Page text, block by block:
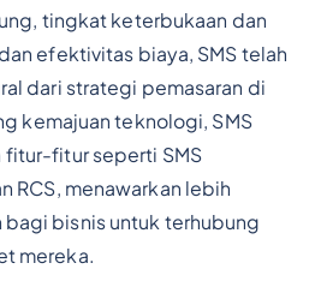
tingkat keterbukaan dan
efektivitas biaya, SMS telah
dari strategi pemasaran di
kemajuan teknologi, SMS
fitur seperti SMS
RCS, menawarkan lebih
bisnis untuk terhubung
mereka.